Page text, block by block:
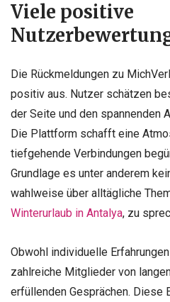
Viele positive
Die Rückmeldungen zu
positiv aus. Nutzer schätzen
der Seite und den spannenden
Die Plattform schafft eine
tiefgehende Verbindungen
Grundlage es unter anderem
wahlweise über alltägliche
Winterurlaub in Antalya, zu
Obwohl individuelle
zahlreiche Mitglieder von
erfüllenden Gesprächen. Diese